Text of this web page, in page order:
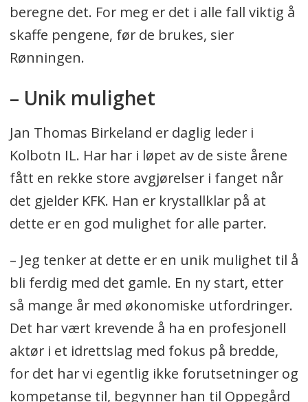
beregne det. For meg er det i alle fall viktig å
skaffe pengene, før de brukes, sier
Rønningen.
– Unik mulighet
Jan Thomas Birkeland er daglig leder i
Kolbotn IL. Har har i løpet av de siste årene
fått en rekke store avgjørelser i fanget når
det gjelder KFK. Han er krystallklar på at
dette er en god mulighet for alle parter.
– Jeg tenker at dette er en unik mulighet til å
bli ferdig med det gamle. En ny start, etter
så mange år med økonomiske utfordringer.
Det har vært krevende å ha en profesjonell
aktør i et idrettslag med fokus på bredde,
for det har vi egentlig ikke forutsetninger og
kompetanse til, begynner han til Oppegård